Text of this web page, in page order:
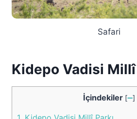
Safari
Kidepo Vadisi Millî
İçindekiler [➖]